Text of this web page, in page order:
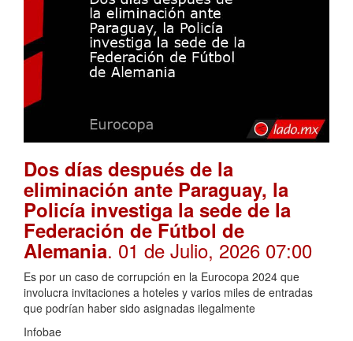
Dos días después de la
eliminación ante Paraguay, la
Policía investiga la sede de la
Federación de Fútbol de
Alemania. 01 de Julio, 2026 07:00
Es por un caso de corrupción en la Eurocopa 2024 que
involucra invitaciones a hoteles y varios miles de entradas
que podrían haber sido asignadas ilegalmente
Infobae